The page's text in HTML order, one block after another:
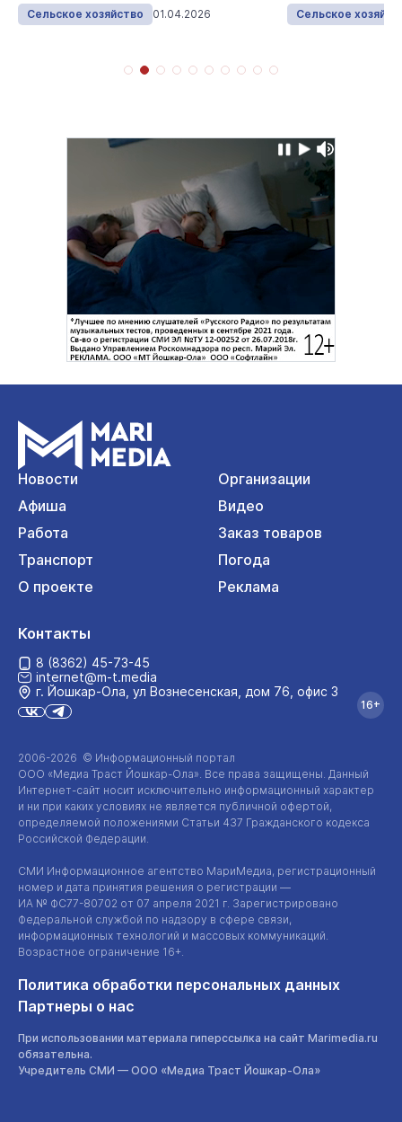
Сельское хозяйство 01.04.2026 Сельское
Новости
Организации
Афиша
Видео
Работа
Заказ товаров
Транспорт
Погода
О проекте
Реклама
2006-2026 © Информационный портал
ООО «Медиа Траст Йошкар-Ола». Все права защищены. Данный
Интернет-сайт носит исключительно информационный характер
и ни при каких условиях не является публичной офертой,
определяемой положениями Статьи 437 Гражданского кодекса
Российской Федерации.
СМИ Информационное агентство МариМедиа, регистрационный
номер и дата принятия решения о регистрации —
ИА № ФС77-80702 от 07 апреля 2021 г. Зарегистрировано
Федеральной службой по надзору в сфере связи,
информационных технологий и массовых коммуникаций.
Возрастное ограничение 16+.
Политика обработки персональных данных
Партнеры о нас
При использовании материала гиперссылка на сайт Marimedia.ru
обязательна.
Учредитель СМИ — ООО «Медиа Траст Йошкар-Ола»
Контакты
8 (8362) 45-73-45
internet@m-t.media
г. Йошкар‑Ола, ул Вознесенская, дом 76, офис 3
16+